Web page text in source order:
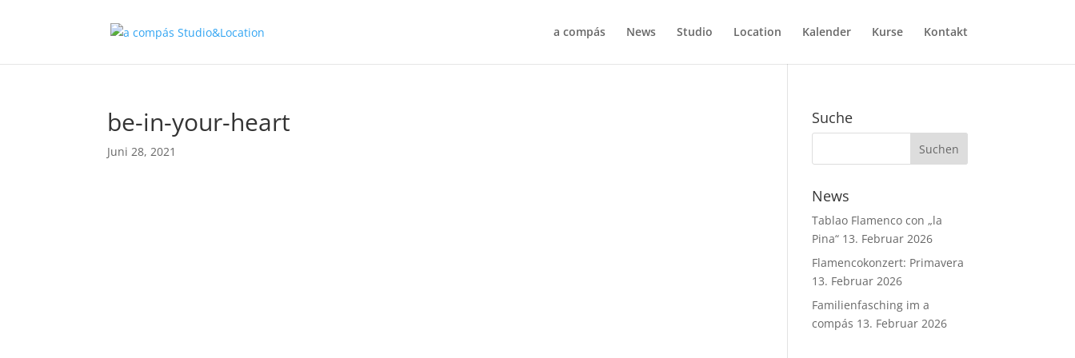
a compás News Studio Location Kalender Kurse Kontakt
be-in-your-heart
Juni 28, 2021
Suche
News
Tablao Flamenco con „la
Pina“ 13. Februar 2026
Flamencokonzert: Primavera
13. Februar 2026
Familienfasching im a
compás 13. Februar 2026